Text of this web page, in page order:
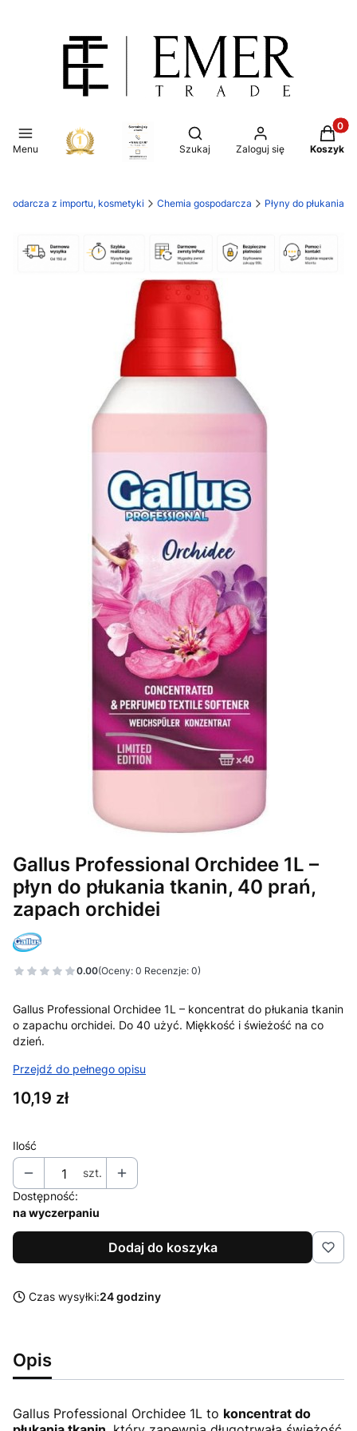
Menu
Otwórz wyszukiwarkę
Szukaj Zaloguj się Koszyk
z importu, kosmetyki Chemia gospodarcza Płyny do płukania
Gallus Professional Orchidee 1L –
płyn do płukania tkanin, 40 prań,
zapach orchidei
0.00(Oceny: 0 Recenzje: 0)
Przejdź do sekcji Opinie
Gallus Professional Orchidee 1L – koncentrat do płukania tkanin
o zapachu orchidei. Do 40 użyć. Miękkość i świeżość na co
dzień.
Przejdź do pełnego opisu
Cena
10,19 zł
Ilość
szt.
Dostępność:
na wyczerpaniu
Dodaj do koszyka
Czas wysyłki:24 godziny
Opis
Gallus Professional Orchidee 1L to koncentrat do